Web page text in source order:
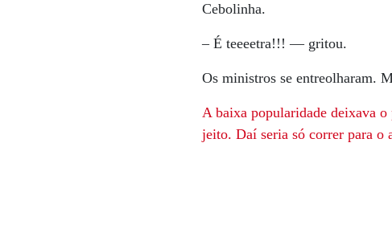
Cebolinha.
– É teeeetra!!! — gritou.
Os ministros se entreolharam.
A baixa popularidade deixava o
jeito. Daí seria só correr para o